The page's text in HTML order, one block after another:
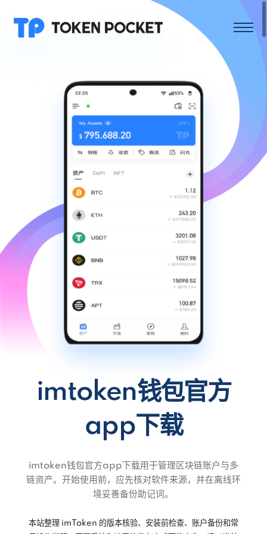
imtoken钱包官方
app下载
imtoken钱包官方app下载用于管理区块链账户与多
链资产。开始使用前，应先核对软件来源，并在离线环
境妥善备份助记词。
本站整理 imToken 的版本核验、安装前检查、账户备份和常